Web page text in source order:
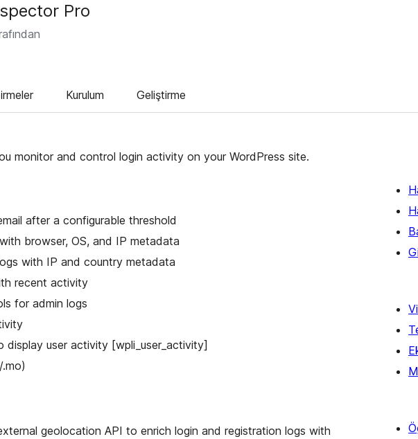
Pro
Kurulum Geliştirme
monitor and control login activity on your WordPress site.
after a configurable threshold
browser, OS, and IP metadata
with IP and country metadata
recent activity
for admin logs
user activity [wpli_user_activity]
geolocation API to enrich login and registration logs with